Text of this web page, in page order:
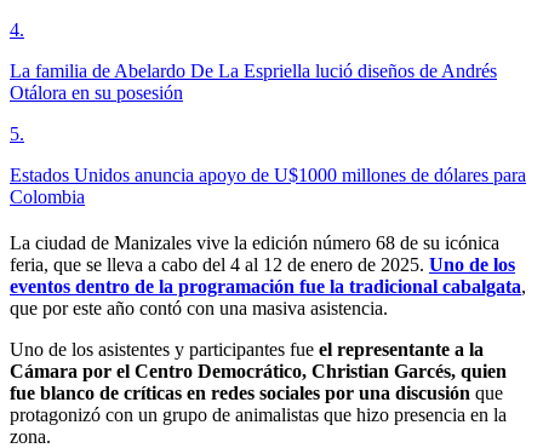
4.
La familia de Abelardo De La Espriella lució diseños de Andrés
Otálora en su posesión
5.
Estados Unidos anuncia apoyo de U$1000 millones de dólares para
Colombia
La ciudad de Manizales vive la edición número 68 de su icónica
feria, que se lleva a cabo del 4 al 12 de enero de 2025. Uno de los
eventos dentro de la programación fue la tradicional cabalgata,
que por este año contó con una masiva asistencia.
Uno de los asistentes y participantes fue el representante a la
Cámara por el Centro Democrático, Christian Garcés, quien
fue blanco de críticas en redes sociales por una discusión que
protagonizó con un grupo de animalistas que hizo presencia en la
zona.